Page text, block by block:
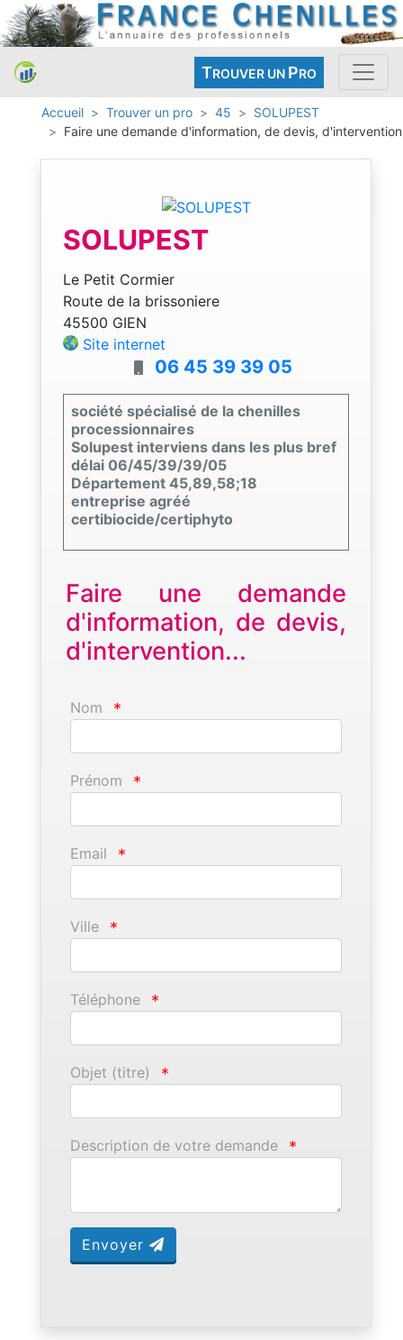
TROUVER UN PRO
Accueil Trouver un pro 45
SOLUPEST
Faire une demande d'information, de devis, d'intervention
SOLUPEST
Le Petit Cormier
Route de la brissoniere
45500 GIEN
Site internet
06 45 39 39 05
société spécialisé de la chenilles
processionnaires
Solupest interviens dans les plus bref
délai 06/45/39/39/05
Département 45,89,58;18
entreprise agréé
certibiocide/certiphyto
Faire une demande
d'information, de devis,
d'intervention...
Nom *
Prénom *
Email *
Ville *
Téléphone *
Objet (titre) *
Description de votre demande *
Envoyer